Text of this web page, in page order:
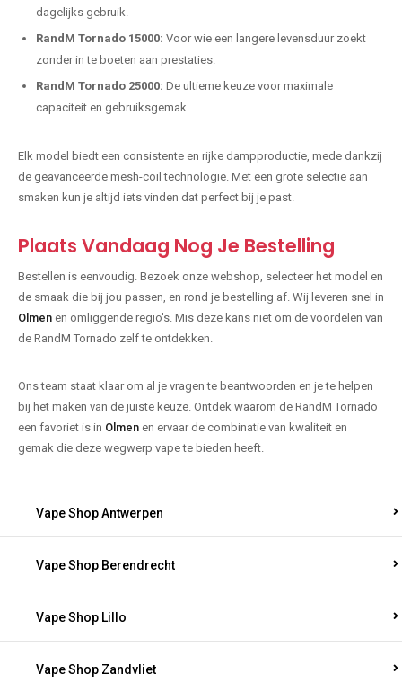
dagelijks gebruik.
RandM Tornado 15000: Voor wie een langere levensduur zoekt
zonder in te boeten aan prestaties.
RandM Tornado 25000: De ultieme keuze voor maximale
capaciteit en gebruiksgemak.
Elk model biedt een consistente en rijke dampproductie, mede dankzij
de geavanceerde mesh-coil technologie. Met een grote selectie aan
smaken kun je altijd iets vinden dat perfect bij je past.
Plaats Vandaag Nog Je Bestelling
Bestellen is eenvoudig. Bezoek onze webshop, selecteer het model en
de smaak die bij jou passen, en rond je bestelling af. Wij leveren snel in
Olmen en omliggende regio's. Mis deze kans niet om de voordelen van
de RandM Tornado zelf te ontdekken.
Ons team staat klaar om al je vragen te beantwoorden en je te helpen
bij het maken van de juiste keuze. Ontdek waarom de RandM Tornado
een favoriet is in Olmen en ervaar de combinatie van kwaliteit en
gemak die deze wegwerp vape te bieden heeft.
Vape Shop Antwerpen
Vape Shop Berendrecht
Vape Shop Lillo
Vape Shop Zandvliet